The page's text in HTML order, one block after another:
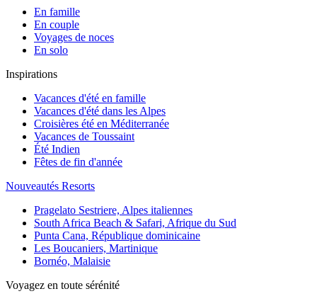
En famille
En couple
Voyages de noces
En solo
Inspirations
Vacances d'été en famille
Vacances d'été dans les Alpes
Croisières été en Méditerranée
Vacances de Toussaint
Été Indien
Fêtes de fin d'année
Nouveautés Resorts
Pragelato Sestriere, Alpes italiennes
South Africa Beach & Safari, Afrique du Sud
Punta Cana, République dominicaine
Les Boucaniers, Martinique
Bornéo, Malaisie
Voyagez en toute sérénité